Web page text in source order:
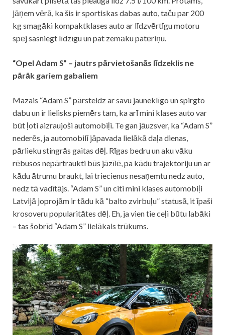
jāņem vērā, ka šis ir sportiskas dabas auto, taču par 200
kg smagāki kompaktklases auto ar līdzvērtīgu motoru
spēj sasniegt līdzīgu un pat zemāku patēriņu.
“Opel Adam S” – jautrs pārvietošanās līdzeklis ne
pārāk gariem gabaliem
Mazais “Adam S” pārsteidz ar savu jauneklīgo un spirgto
dabu un ir lielisks piemērs tam, ka arī mini klases auto var
būt ļoti aizraujoši automobiļi. Te gan jāuzsver, ka “Adam S”
nederēs, ja automobilī jāpavada lielākā daļa dienas,
pārlieku stingrās gaitas dēļ. Rīgas bedru un aku vāku
rēbusos nepārtraukti būs jāzīlē, pa kādu trajektoriju un ar
kādu ātrumu braukt, lai triecienus nesaņemtu nedz auto,
nedz tā vadītājs. “Adam S” un citi mini klases automobiļi
Latvijā joprojām ir tādu kā “balto zvirbuļu” statusā, it īpaši
krosoveru popularitātes dēļ. Eh, ja vien tie ceļi būtu labāki
– tas šobrīd “Adam S” lielākais trūkums.